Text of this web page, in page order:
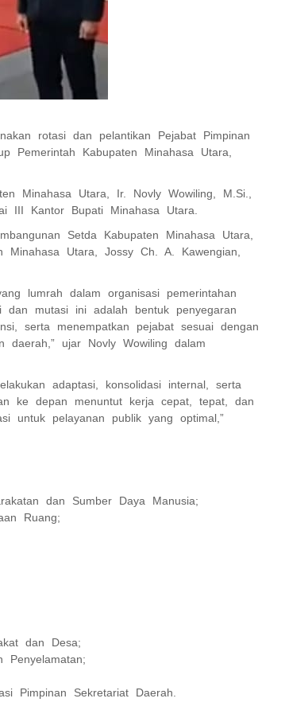
rotasi dan pelantikan Pejabat Pimpinan
Pemerintah Kabupaten Minahasa Utara,
Minahasa Utara, Ir. Novly Wowiling, M.Si.,
III Kantor Bupati Minahasa Utara.
Setda Kabupaten Minahasa Utara,
Minahasa Utara, Jossy Ch. A. Kawengian,
lumrah dalam organisasi pemerintahan
dan mutasi ini adalah bentuk penyegaran
serta menempatkan pejabat sesuai dengan
daerah,” ujar Novly Wowiling dalam
adaptasi, konsolidasi internal, serta
ke depan menuntut kerja cepat, tepat, dan
untuk pelayanan publik yang optimal,”
dan Sumber Daya Manusia;
Ruang;
dan Desa;
Pimpinan Sekretariat Daerah.